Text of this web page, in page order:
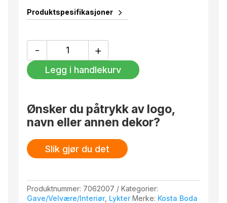
Produktspesifikasjoner
-
lyslykt
klar
h
antall
+
Legg i handlekurv
Ønsker du påtrykk av logo,
navn eller annen dekor?
Slik gjør du det
Produktnummer: 7062007
Kategorier:
Gave/Velvære/Interiør, Lykter Merke: Kosta Boda